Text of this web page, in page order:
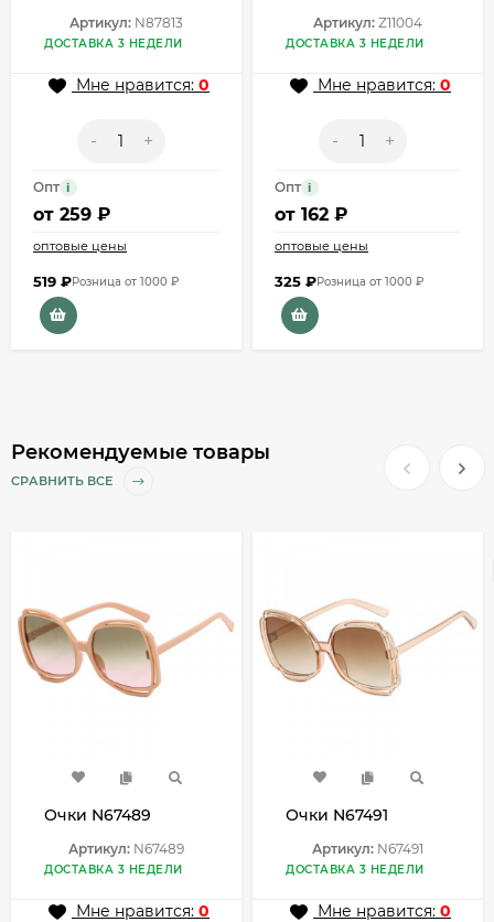
Артикул: N87813
ДОСТАВКА 3 НЕДЕЛИ
Мне нравится: 0
- +
Опт i
от 259 ₽
оптовые цены
519 ₽Розница от 1000 ₽
Артикул: Z11004
ДОСТАВКА 3 НЕДЕЛИ
Мне нравится: 0
- +
Опт i
от 162 ₽
оптовые цены
325 ₽Розница от 1000 ₽
Рекомендуемые товары
СРАВНИТЬ ВСЕ
Очки N67489
Артикул: N67489
ДОСТАВКА 3 НЕДЕЛИ
Мне нравится: 0
Очки N67491
Артикул: N67491
ДОСТАВКА 3 НЕДЕЛИ
Мне нравится: 0